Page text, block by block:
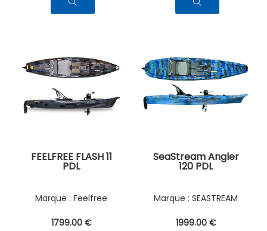
FEELFREE FLASH 11
PDL
Feelfree
1799.00 €
SeaStream Angler
120 PDL
SEASTREAM
1999.00 €